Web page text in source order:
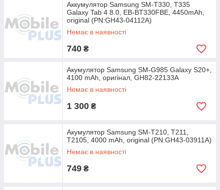
Аккумулятор Samsung SM-T330, T335
Galaxy Tab 4 8.0, EB-BT330FBE, 4450mAh,
original (PN:GH43-04112A)
Немає в наявності
740 ₴
Акумулятор Samsung SM-G985 Galaxy S20+,
4100 mAh, оригінал, GH82-22133A
Немає в наявності
1 300 ₴
Акумулятор Samsung SM-T210, T211,
T2105, 4000 mAh, original (PN:GH43-03911A)
Немає в наявності
749 ₴